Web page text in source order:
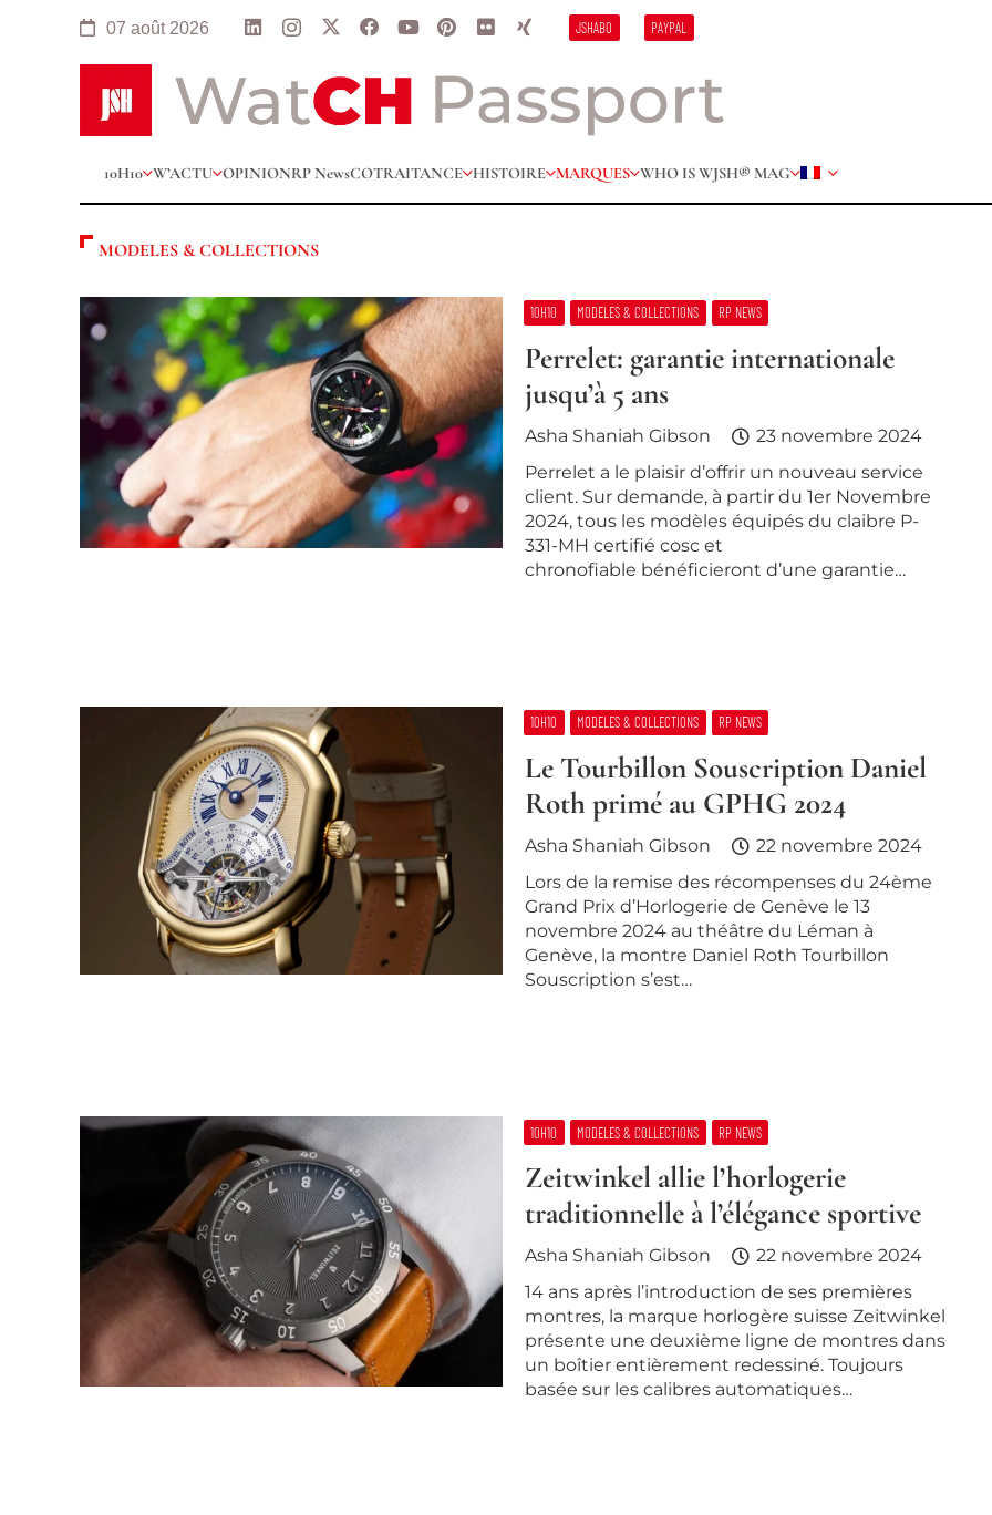
07 août 2026 JSHABO PAYPAL
10H10 W’ACTU OPINIONRP NewsCOTRAITANCE HISTOIRE MARQUES WHO IS WJSH® MAG
MODELES & COLLECTIONS
10H10 MODELES & COLLECTIONS RP NEWS
Perrelet: garantie internationale
jusqu’à 5 ans
Asha Shaniah Gibson
23 novembre 2024
Perrelet a le plaisir d’offrir un nouveau service
client. Sur demande, à partir du 1er Novembre
2024, tous les modèles équipés du claibre P-
331-MH certifié cosc et
chronofiable bénéficieront d’une garantie…
10H10 MODELES & COLLECTIONS RP NEWS
Le Tourbillon Souscription Daniel
Roth primé au GPHG 2024
Asha Shaniah Gibson
22 novembre 2024
Lors de la remise des récompenses du 24ème
Grand Prix d’Horlogerie de Genève le 13
novembre 2024 au théâtre du Léman à
Genève, la montre Daniel Roth Tourbillon
Souscription s’est…
10H10 MODELES & COLLECTIONS RP NEWS
Zeitwinkel allie l’horlogerie
traditionnelle à l’élégance sportive
Asha Shaniah Gibson
22 novembre 2024
14 ans après l’introduction de ses premières
montres, la marque horlogère suisse Zeitwinkel
présente une deuxième ligne de montres dans
un boîtier entièrement redessiné. Toujours
basée sur les calibres automatiques…